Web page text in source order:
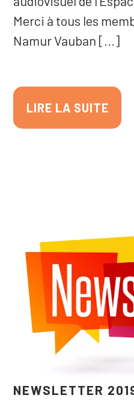
Merci à tous les
Namur Vauban [...]
LIRE LA SUITE
NEWSLETTER